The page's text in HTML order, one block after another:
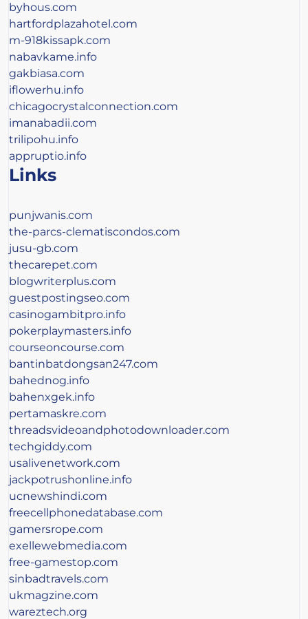
byhous.com
hartfordplazahotel.com
m-918kissapk.com
nabavkame.info
gakbiasa.com
iflowerhu.info
chicagocrystalconnection.com
imanabadii.com
trilipohu.info
appruptio.info
Links
punjwanis.com
the-parcs-clematiscondos.com
jusu-gb.com
thecarepet.com
blogwriterplus.com
guestpostingseo.com
casinogambitpro.info
pokerplaymasters.info
courseoncourse.com
bantinbatdongsan247.com
bahednog.info
bahenxgek.info
pertamaskre.com
threadsvideoandphotodownloader.com
techgiddy.com
usalivenetwork.com
jackpotrushonline.info
ucnewshindi.com
freecellphonedatabase.com
gamersrope.com
exellewebmedia.com
free-gamestop.com
sinbadtravels.com
ukmagzine.com
wareztech.org